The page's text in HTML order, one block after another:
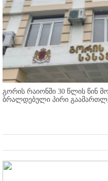
გორის რაიონში 30 წლის წინ
ბრალდებული პირი